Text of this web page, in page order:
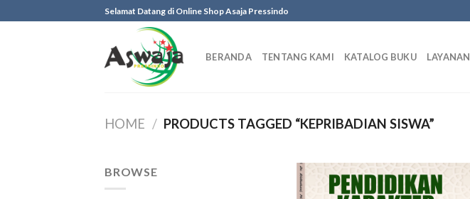
to
Selamat Datang di Online Shop Asaja Pressindo
BERANDA TENTANG KAMI KATALOG BUKU LAYANAN
HOME / PRODUCTS TAGGED “KEPRIBADIAN SISWA”
BROWSE